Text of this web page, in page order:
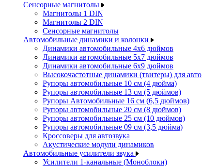
Сенсорные магнитолы
Магнитолы 1 DIN
Магнитолы 2 DIN
Сенсорные магнитолы
Автомобильные динамики и колонки
Динамики автомобильные 4x6 дюймов
Динамики автомобильные 5x7 дюймов
Динамики автомобильные 6x9 дюймов
Высокочастотные динамики (твитеры) для авто
Рупоры автомобильные 10 см (4 дюйма)
Рупоры автомобильные 13 см (5 дюймов)
Рупоры Автомобильные 16 см (6,5 дюймов)
Рупоры автомобильные 20 см (8 дюймов)
Рупоры автомобильные 25 см (10 дюймов)
Рупоры автомобильные 09 см (3,5 дюйма)
Кроссоверы для автозвука
Акустические модули динамиков
Автомобильные усилители звука
Усилители 1-канальные (Моноблоки)